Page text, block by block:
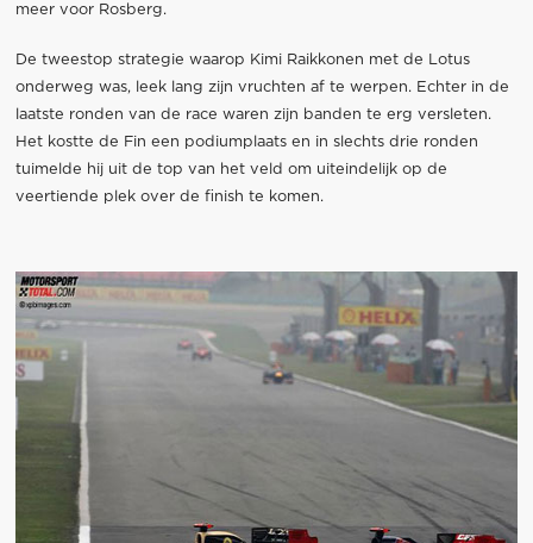
meer voor Rosberg.
De tweestop strategie waarop Kimi Raikkonen met de Lotus
onderweg was, leek lang zijn vruchten af te werpen. Echter in de
laatste ronden van de race waren zijn banden te erg versleten.
Het kostte de Fin een podiumplaats en in slechts drie ronden
tuimelde hij uit de top van het veld om uiteindelijk op de
veertiende plek over de finish te komen.